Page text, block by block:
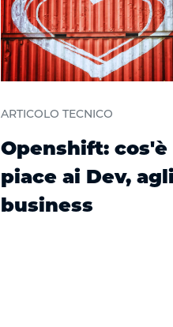
ARTICOLO TECNICO
Openshift: cos'è
piace ai Dev,
business